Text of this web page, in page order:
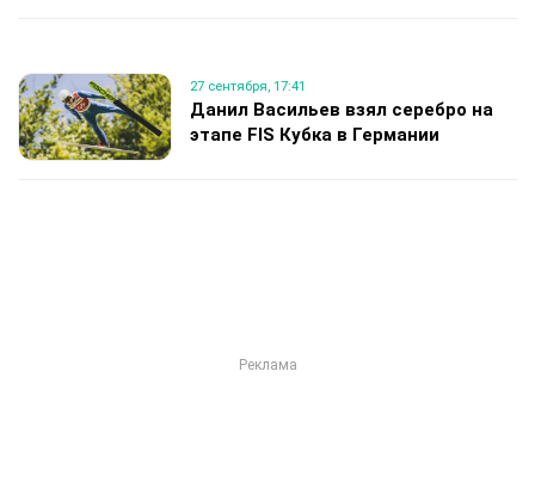
27 сентября, 17:41
Данил Васильев взял серебро на
этапе FIS Кубка в Германии